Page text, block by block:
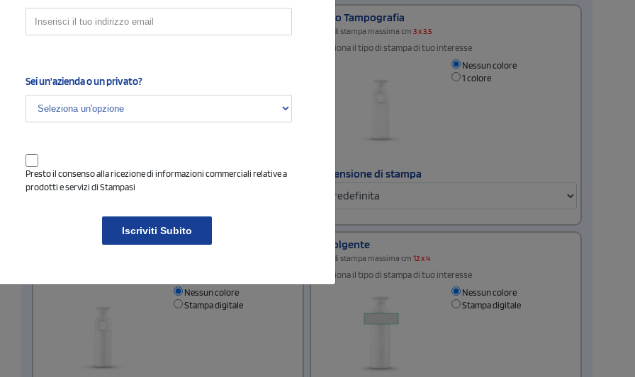
Fronte Tampografia
Dimensione di stampa
Retro Tampografia
Area di stampa massima cm 3 x 3.5
Seleziona il tipo di stampa di tuo interesse
Nessun colore
1 colore
Dimensione di stampa
Fronte Digitale
Nessun colore
Stampa digitale
Avvolgente
Area di stampa massima cm 12 x 4
Seleziona il tipo di stampa di tuo interesse
Nessun colore
Stampa digitale
Sei un'azienda o un privato?
Presto il consenso alla ricezione di informazioni commerciali relative a
prodotti e servizi di Stampasi
Iscriviti Subito